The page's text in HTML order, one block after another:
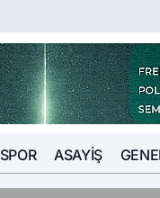
SPOR ASAYIŞ